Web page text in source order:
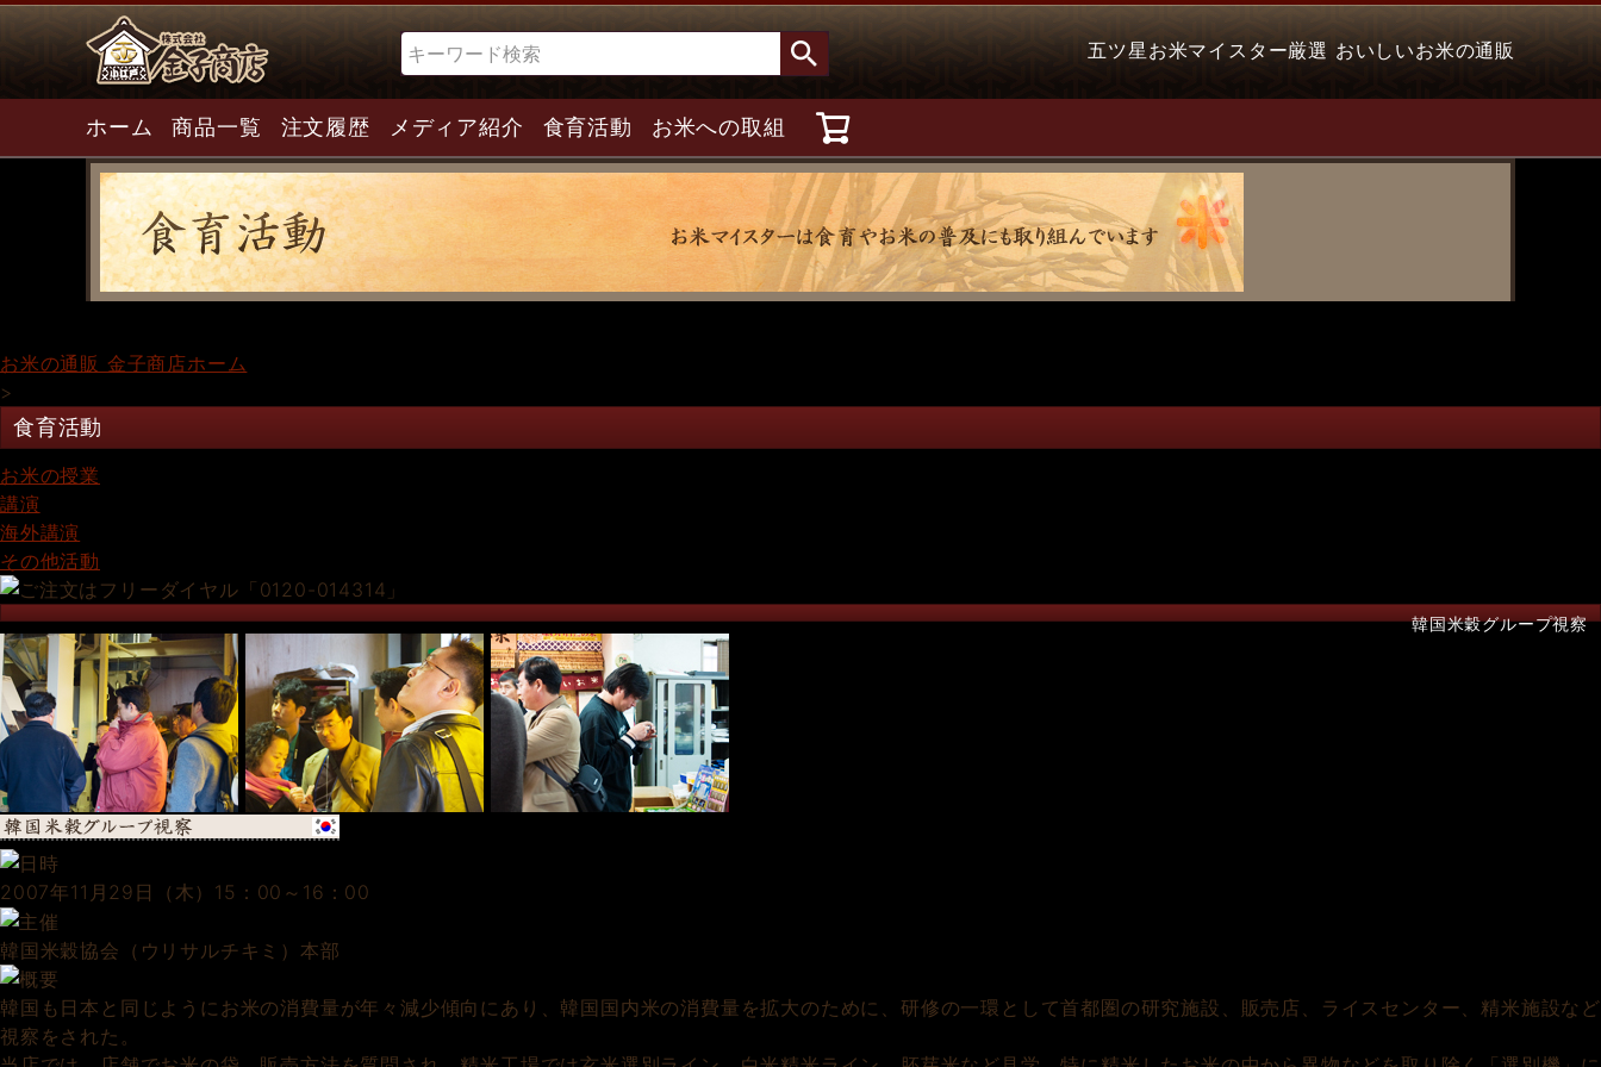
検索 五ツ星お米マイスター厳選 おいしいお米の通販
ホーム 商品一覧 注文履歴 メディア紹介 食育活動 お米への取組
お米の通販 金子商店ホーム
>
食育活動
お米の授業
講演
海外講演
その他活動
韓国米穀グループ視察
2007年11月29日（木）15：00～16：00
韓国米穀協会（ウリサルチキミ）本部
韓国も日本と同じようにお米の消費量が年々減少傾向にあり、韓国国内米の消費量を拡大のために、研修の一環として首都圏の研究施設、販売店、ライスセンター、精米施設など
視察をされた。